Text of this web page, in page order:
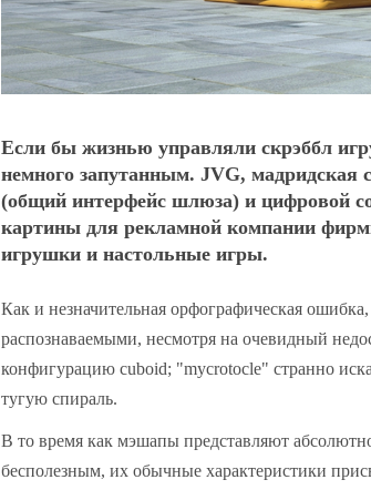
Если бы жизнью управляли скрэббл
немного запутанным. JVG, мадридская
(общий интерфейс шлюза) и цифровой
картины для рекламной компании
игрушки и настольные игры.
Как и незначительная орфографическая
распознаваемыми, несмотря на очевидный
конфигурацию cuboid; "mycrotocle" странно
тугую спираль.
В то время как мэшапы представляют
бесполезным, их обычные характеристики